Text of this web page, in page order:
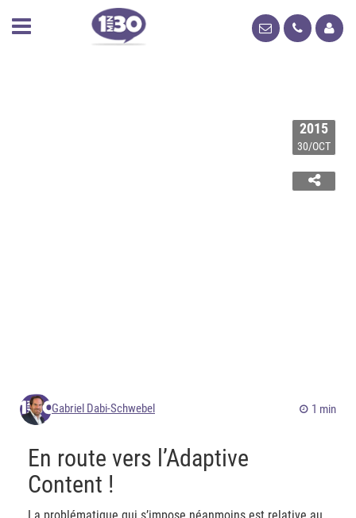
2015
30/OCT
Gabriel Dabi-Schwebel 1 min
En route vers l’Adaptive
Content !